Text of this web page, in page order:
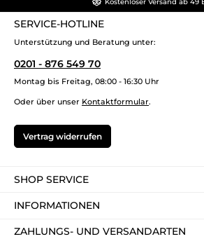
SERVICE-HOTLINE
Unterstützung und Beratung unter:
0201 - 876 549 70
Montag bis Freitag, 08:00 - 16:30 Uhr
Oder über unser Kontaktformular.
Vertrag widerrufen
SHOP SERVICE
INFORMATIONEN
ZAHLUNGS- UND VERSANDARTEN